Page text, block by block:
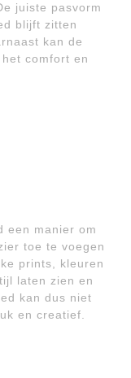
juiste pasvorm
blijft zitten
kan de
comfort en
een manier om
toe te voegen
prints, kleuren
laten zien en
kan dus niet
en creatief.